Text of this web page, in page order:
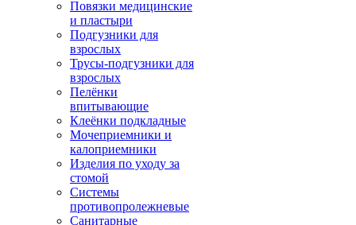
Повязки медицинские
и пластыри
Подгузники для
взрослых
Трусы-подгузники для
взрослых
Пелёнки
впитывающие
Клеёнки подкладные
Мочеприемники и
калоприемники
Изделия по уходу за
стомой
Системы
противопролежневые
Санитарные